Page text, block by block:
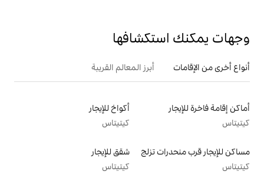
أبرز المعالم القريبة
أكواخ للإيجار
كيتيتاس
تزلج
شقق للإيجار
كيتيتاس